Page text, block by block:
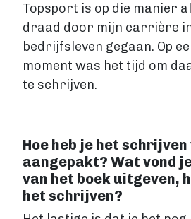
Thriller
Support
Diensten
Over ons
Topsport is op die manier
draad door mijn carrière
bedrijfsleven gegaan. Op
moment was het tijd om
te schrijven.
Hoe heb je het
aangepakt? Wat vond
van het boek uitgeven,
het schrijven?